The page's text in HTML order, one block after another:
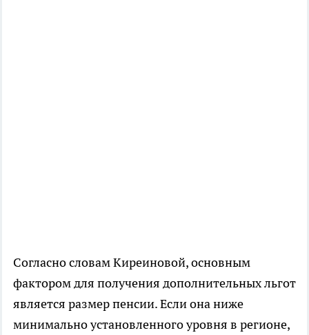
Согласно словам Киреиновой, основным
фактором для получения дополнительных льгот
является размер пенсии. Если она ниже
минимально установленного уровня в регионе,